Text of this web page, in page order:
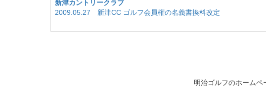
新津カントリークラブ
2009.05.27 新津CC ゴルフ会員権の名義書換料改定
明治ゴルフのホーム